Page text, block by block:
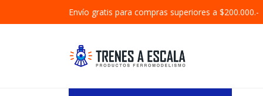
Envío gratis para compras superiores a $200.000.-